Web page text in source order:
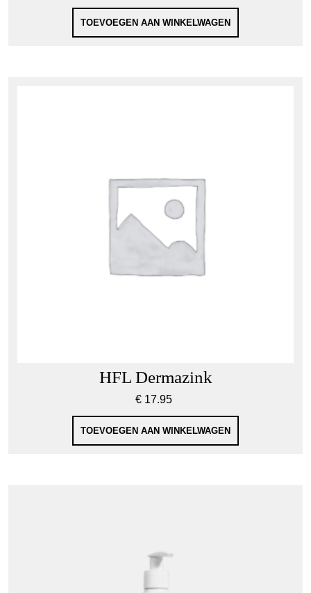
TOEVOEGEN AAN WINKELWAGEN
HFL Dermazink
€ 17.95
TOEVOEGEN AAN WINKELWAGEN